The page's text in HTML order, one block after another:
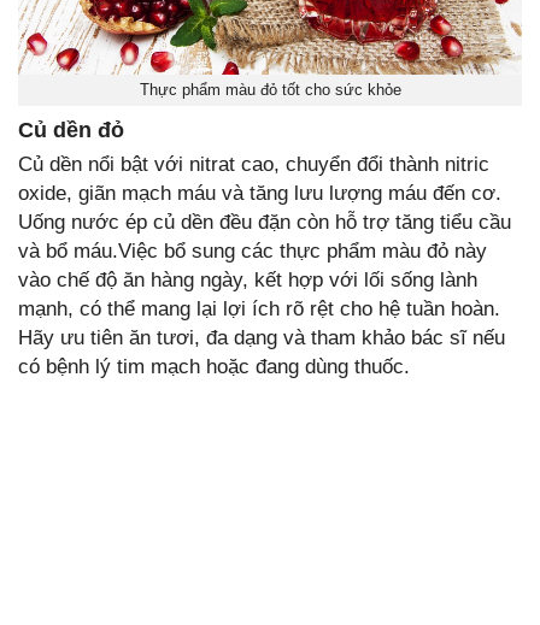
Thực phẩm màu đỏ tốt cho sức khỏe
Củ dền đỏ
Củ dền nổi bật với nitrat cao, chuyển đổi thành nitric
oxide, giãn mạch máu và tăng lưu lượng máu đến cơ.
Uống nước ép củ dền đều đặn còn hỗ trợ tăng tiểu cầu
và bổ máu.Việc bổ sung các thực phẩm màu đỏ này
vào chế độ ăn hàng ngày, kết hợp với lối sống lành
mạnh, có thể mang lại lợi ích rõ rệt cho hệ tuần hoàn.
Hãy ưu tiên ăn tươi, đa dạng và tham khảo bác sĩ nếu
có bệnh lý tim mạch hoặc đang dùng thuốc.